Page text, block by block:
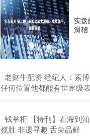
实
滑稽
老财牛配资 经纪人：索
任何位置他都能有世界级
钱掌柜 【特刊】看海到
揽胜 非遗寻趣 舌尖品鲜